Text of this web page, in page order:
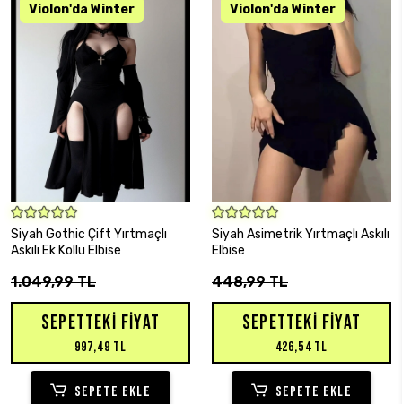
KARGO BEDAVA
SEPETE EKLE
Siyah Gothic Çift Yırtmaçlı
Askılı Ek Kollu Elbise
1.049,99 TL
SEPETTEKI FIYAT
997,49 TL
SEPETE EKLE
SEPETE EKLE
Siyah Asimetrik Yırtmaçlı Askılı
Elbise
448,99 TL
SEPETTEKI FIYAT
426,54 TL
SEPETE EKLE